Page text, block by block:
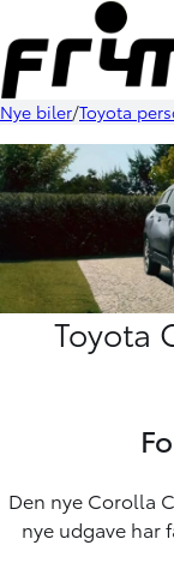
Nye biler Toyota
Toyota
Den nye Corolla
nye udgave har